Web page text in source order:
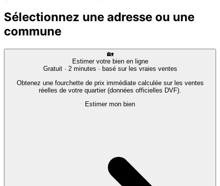
Sélectionnez une adresse ou une
commune
🏡
Estimer votre bien en ligne
Gratuit · 2 minutes · basé sur les vraies ventes
Obtenez une fourchette de prix immédiate calculée sur les ventes
réelles de votre quartier (données officielles DVF).
Estimer mon bien